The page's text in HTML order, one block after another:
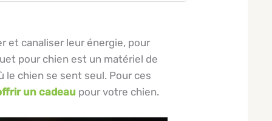
et canaliser leur énergie, pour
pour chien est un matériel de
le chien se sent seul. Pour ces
un cadeau pour votre chien.